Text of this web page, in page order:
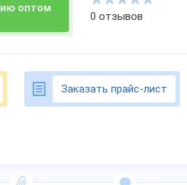
оптом
0 отзывов
Заказать прайс-лист